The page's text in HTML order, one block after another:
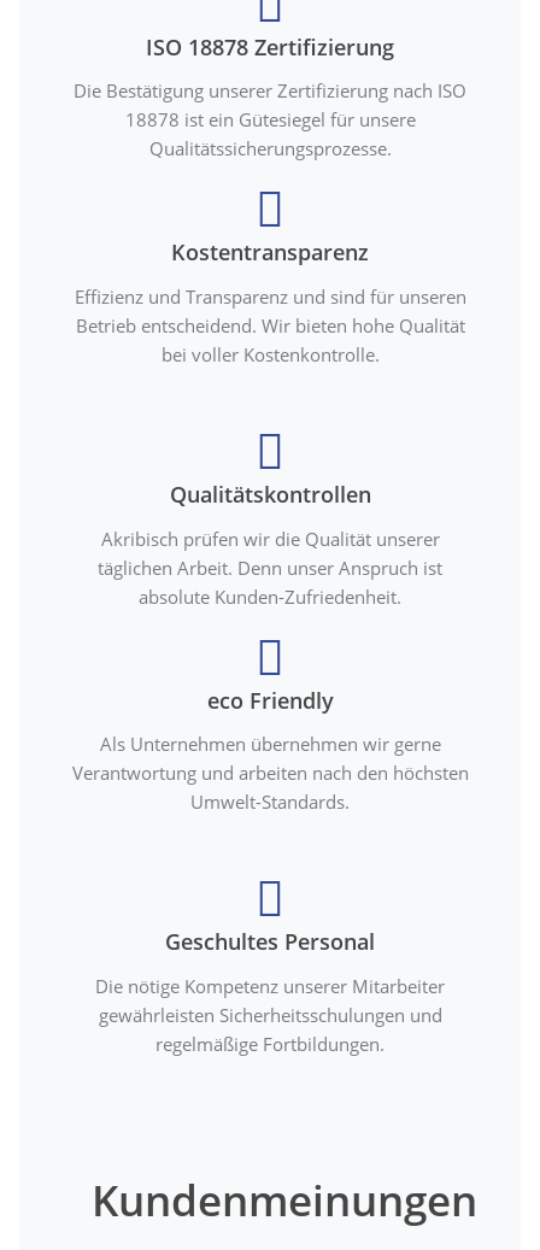
ISO 18878 Zertifizierung
Die Bestätigung unserer Zertifizierung nach ISO
18878 ist ein Gütesiegel für unsere
Qualitätssicherungsprozesse.
Kostentransparenz
Effizienz und Transparenz und sind für unseren
Betrieb entscheidend. Wir bieten hohe Qualität
bei voller Kostenkontrolle.
Qualitätskontrollen
Akribisch prüfen wir die Qualität unserer
täglichen Arbeit. Denn unser Anspruch ist
absolute Kunden-Zufriedenheit.
eco Friendly
Als Unternehmen übernehmen wir gerne
Verantwortung und arbeiten nach den höchsten
Umwelt-Standards.
Geschultes Personal
Die nötige Kompetenz unserer Mitarbeiter
gewährleisten Sicherheitsschulungen und
regelmäßige Fortbildungen.
Kundenmeinungen